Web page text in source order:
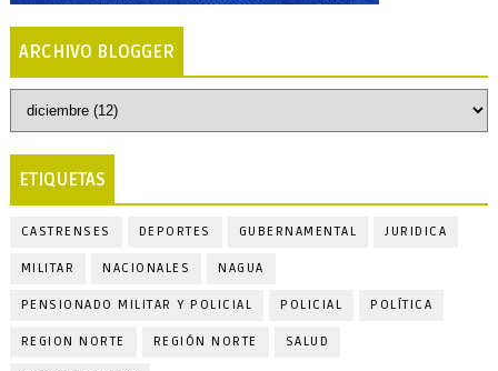
ARCHIVO BLOGGER
ETIQUETAS
CASTRENSES DEPORTES GUBERNAMENTAL JURIDICA
MILITAR NACIONALES NAGUA
PENSIONADO MILITAR Y POLICIAL POLICIAL POLÍTICA
REGION NORTE REGIÓN NORTE SALUD